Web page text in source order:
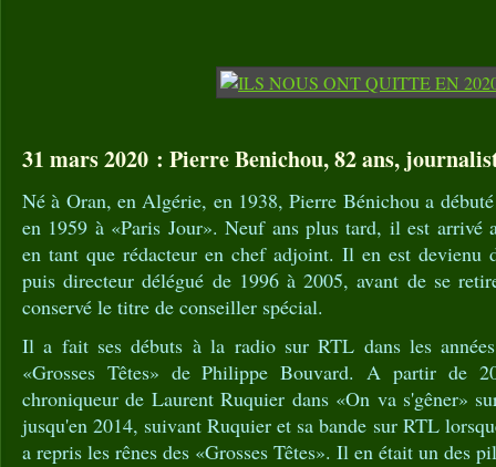
31 mars 2020 : Pierre Benichou, 82 ans,
Né à Oran, en Algérie, en 1938, Pierre Bénichou a
en 1959 à «Paris Jour». Neuf ans plus tard, il est arrivé
en tant que rédacteur en chef adjoint. Il en est devienu
puis directeur délégué de 1996 à 2005, avant de se
conservé le titre de conseiller spécial.
Il a fait ses débuts à la radio sur RTL dans les
«Grosses Têtes» de Philippe Bouvard. A partir de
chroniqueur de Laurent Ruquier dans «On va s'gêner»
jusqu'en 2014, suivant Ruquier et sa bande sur RTL
a repris les rênes des «Grosses Têtes». Il en était un des